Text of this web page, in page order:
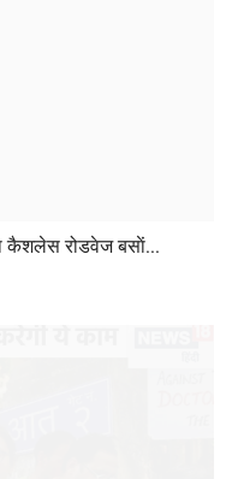
कैशलेस रोडवेज बसाें...